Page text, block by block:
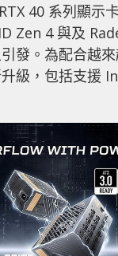
40 系列顯示
Zen 4 與及
發。為配合越
級，包括支援